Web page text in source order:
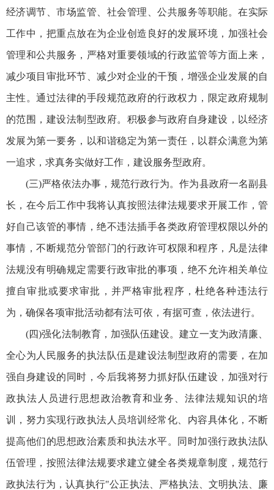
经济调节、市场监管、社会管理、公共服务等职能。在实际
工作中，把重点放在为企业创造良好的发展环境，加强社会
管理和公共服务，严格对重要领域的行政监管等方面上来，
减少项目审批环节、减少对企业的干预，增强企业发展的自
主性。通过法律的手段规范政府的行政权力，限定政府规制
的范围，建设法制型政府。积极参与政府自身建设，以经济
发展为第一要务，以和谐稳定为第一责任，以群众满意为第
一追求，求真务实做好工作，建设服务型政府。
(三)严格依法办事，规范行政行为。作为县政府一名副县
长，在今后工作中我将认真按照法律法规要求开展工作，管
好自己该管的事情，绝不违法插手各类政府管理权限以外的
事情，不断规范分管部门的行政许可权限和程序，凡是法律
法规没有明确规定需要行政审批的事项，绝不允许相关单位
擅自审批或要求审批，并严格审批程序，杜绝各种违法行
为，确保各项审批活动都有法可依，有据可查，依法进行。
(四)强化法制教育，加强队伍建设。建立一支为政清廉、
全心为人民服务的执法队伍是建设法制型政府的需要，在加
强自身建设的同时，今后我将努力抓好队伍建设，加强对行
政执法人员进行思想政治教育和业务、法律法规知识的培
训，努力实现行政执法人员培训经常化、内容具体化，不断
提高他们的思想政治素质和执法水平。同时加强行政执法队
伍管理，按照法律法规要求建立健全各类规章制度，规范行
政执法行为，认真执行"公正执法、严格执法、文明执法、廉